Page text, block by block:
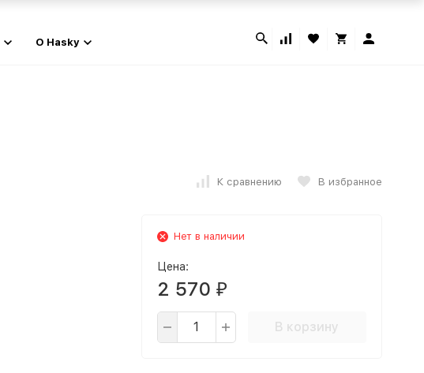
О Hasky
К сравнению В избранное
Нет в наличии
Цена:
2 570 ₽
В корзину